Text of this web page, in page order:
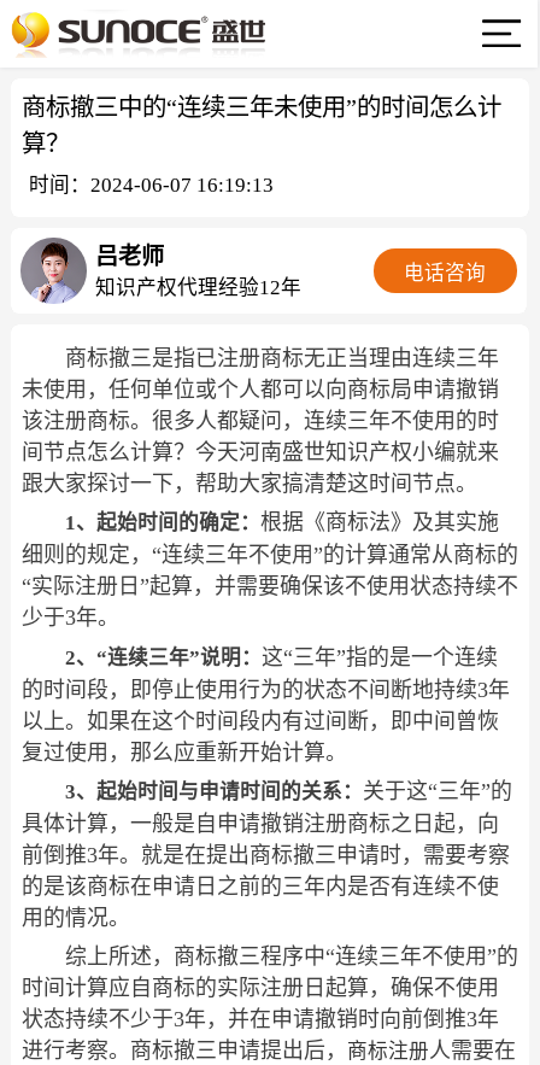
商标撤三中的“连续三年未使用”的时间怎么计
算？
时间：2024-06-07 16:19:13
吕老师
知识产权代理经验12年
电话咨询
商标撤三是指已注册商标无正当理由连续三年
未使用，任何单位或个人都可以向商标局申请撤销
该注册商标。很多人都疑问，连续三年不使用的时
间节点怎么计算？今天河南盛世知识产权小编就来
跟大家探讨一下，帮助大家搞清楚这时间节点。
1、起始时间的确定： 根据《商标法》及其实施
细则的规定，“连续三年不使用”的计算通常从商标的
“实际注册日”起算，并需要确保该不使用状态持续不
少于3年。
2、“连续三年”说明： 这“三年”指的是一个连续
的时间段，即停止使用行为的状态不间断地持续3年
以上。如果在这个时间段内有过间断，即中间曾恢
复过使用，那么应重新开始计算。
3、起始时间与申请时间的关系： 关于这“三年”的
具体计算，一般是自申请撤销注册商标之日起，向
前倒推3年。就是在提出商标撤三申请时，需要考察
的是该商标在申请日之前的三年内是否有连续不使
用的情况。
综上所述，商标撤三程序中“连续三年不使用”的
时间计算应自商标的实际注册日起算，确保不使用
状态持续不少于3年，并在申请撤销时向前倒推3年
进行考察。商标撤三申请提出后，
商标注册人需要在